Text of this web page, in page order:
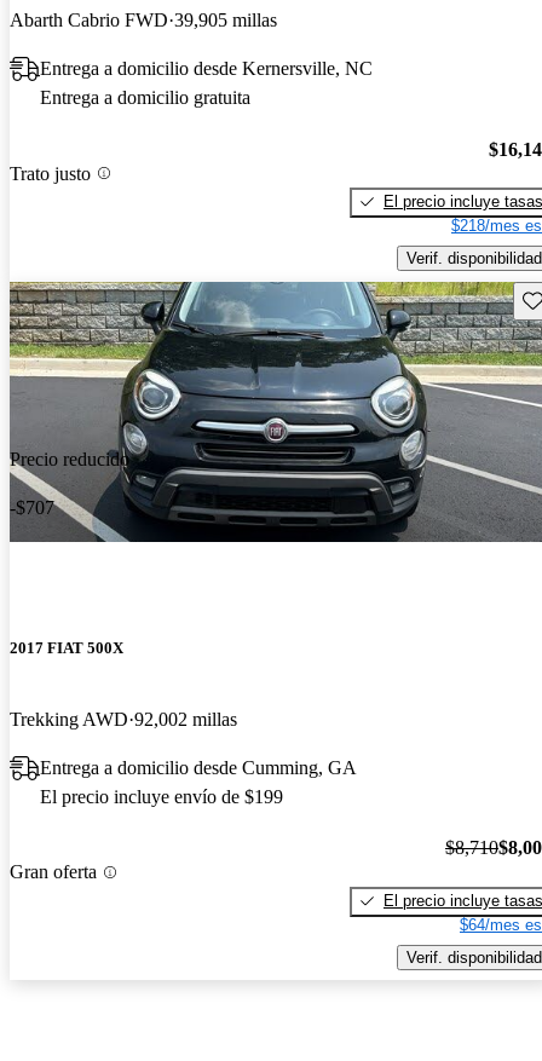
Abarth Cabrio FWD 39,905 millas
Entrega a domicilio desde Kernersville, NC
Entrega a domicilio gratuita
Trato justo
El precio incluye tasas
$218/mes
Verif. disponibilidad
Precio reducido
-$707
2017 FIAT 500X
Trekking AWD 92,002 millas
Entrega a domicilio desde Cumming, GA
El precio incluye envío de $199
Gran oferta
$8,710
El precio incluye tasas
$64/mes
Verif. disponibilidad